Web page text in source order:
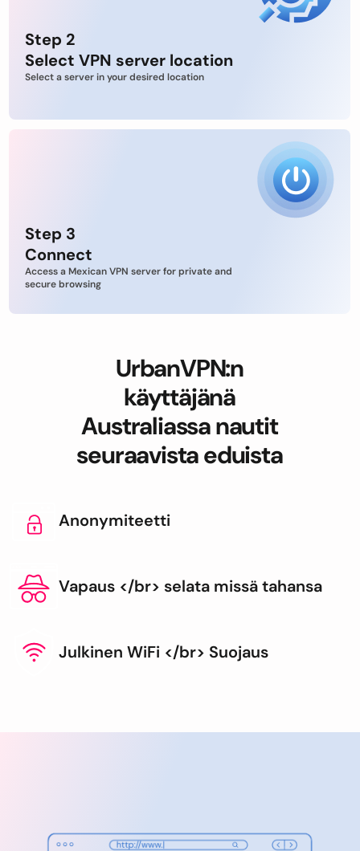
Step 2
Select VPN server location
Select a server in your desired location
Step 3
Connect
Access a Mexican VPN server for private and
secure browsing
UrbanVPN:n
käyttäjänä
Australiassa nautit
seuraavista eduista
Anonymiteetti
Vapaus </br> selata missä tahansa
Julkinen WiFi </br> Suojaus